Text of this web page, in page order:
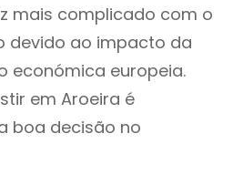
mais complicado com o
devido ao impacto da
económica europeia.
em Aroeira é
boa decisão no